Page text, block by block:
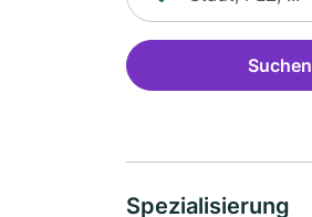
Suchen
Spezialisierung